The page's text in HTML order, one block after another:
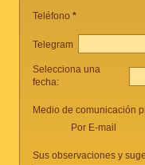
Teléfono *
Telegram
Selecciona una
fecha:
Medio de comunicación
Por E-mail
Sus observaciones y